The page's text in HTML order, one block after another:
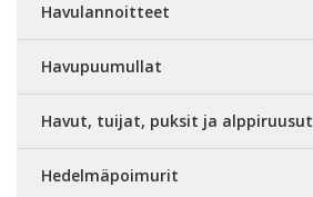
Havulannoitteet
Havupuumullat
Havut, tuijat, puksit ja alppiruusut
Hedelmäpoimurit